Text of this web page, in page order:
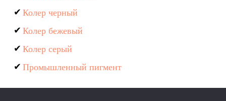
Колер черный
Колер бежевый
Колер серый
Промышленный пигмент